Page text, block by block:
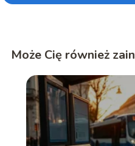
Może Cię również